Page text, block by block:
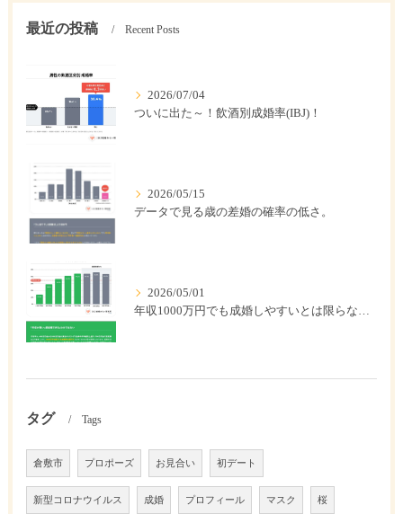
最近の投稿 Recent Posts
2026/07/04
ついに出た～！飲酒別成婚率(IBJ)！
2026/05/15
データで見る歳の差婚の確率の低さ。
2026/05/01
年収1000万円でも成婚しやすいとは限らない? 「年収帯別の成婚率」のリアル
タグ Tags
倉敷市 プロポーズ お見合い 初デート
新型コロナウイルス 成婚 プロフィール マスク 桜